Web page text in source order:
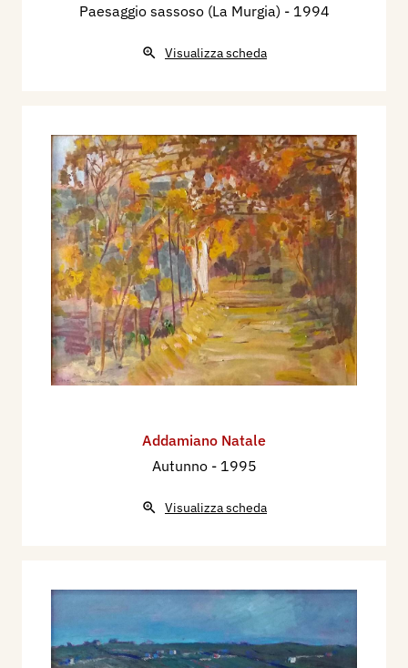
Paesaggio sassoso (La Murgia) - 1994
Visualizza scheda
Addamiano Natale
Autunno - 1995
Visualizza scheda